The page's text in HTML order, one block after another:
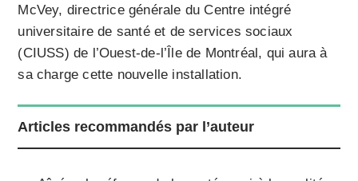
McVey, directrice générale du Centre intégré
universitaire de santé et de services sociaux
(CIUSS) de l’Ouest-de-l’Île de Montréal, qui aura à
sa charge cette nouvelle installation.
Articles recommandés par l’auteur